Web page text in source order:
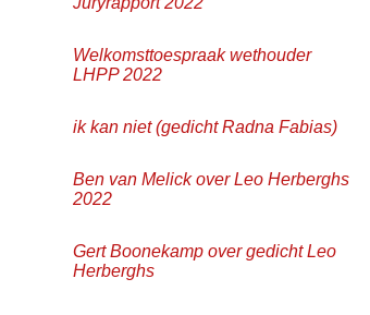
Welkomsttoespraak wethouder
LHPP 2022
ik kan niet (gedicht Radna Fabias)
Ben van Melick over Leo Herberghs
2022
Gert Boonekamp over gedicht Leo
Herberghs